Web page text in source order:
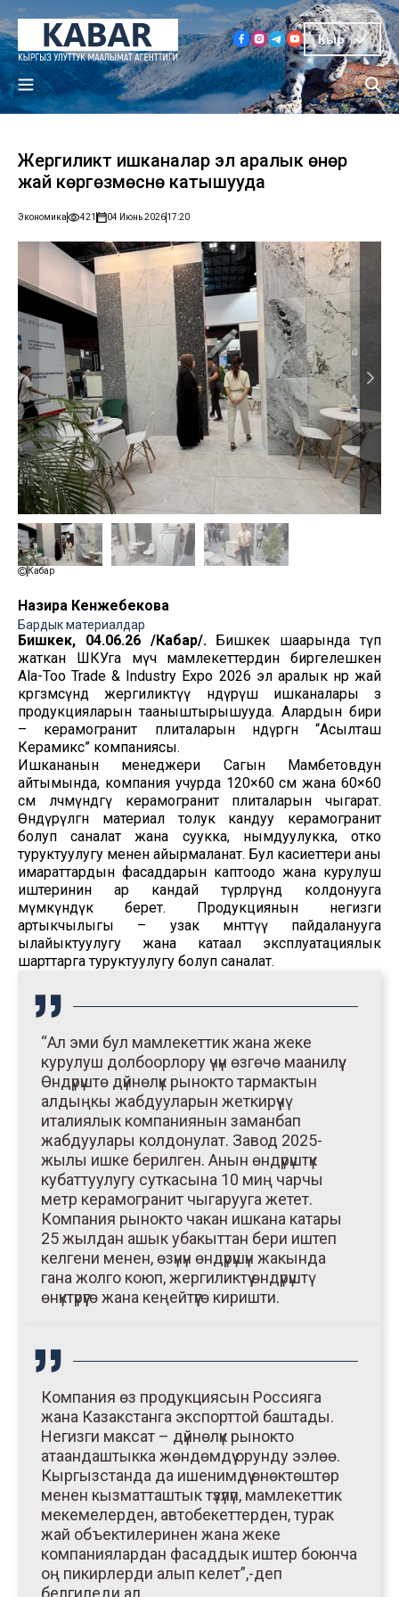
Кыр
Жергиликтүү ишканалар эл аралык өнөр
жай көргөзмөсүнө катышууда
Экономика 421 04 Июнь 202617:20
Кабар
Назира Кенжебекова
Бардык материалдар
Бишкек, 04.06.26 /Кабар/. Бишкек шаарында өтүп
жаткан ШКУга мүчө мамлекеттердин биргелешкен
Ala-Too Trade & Industry Expo 2026 эл аралык өнөр жай
көргөзмөсүндө жергиликтүү өндүрүш ишканалары өз
продукцияларын тааныштырышууда. Алардын бири
– керамогранит плиталарын өндүргөн “Асылташ
Керамикс” компаниясы.
Ишкананын менеджери Сагын Мамбетовдун
айтымында, компания учурда 120×60 см жана 60×60
см өлчөмүндөгү керамогранит плиталарын чыгарат.
Өндүрүлгөн материал толук кандуу керамогранит
болуп саналат жана суукка, нымдуулукка, отко
туруктуулугу менен айырмаланат. Бул касиеттери аны
имараттардын фасаддарын каптоодо жана курулуш
иштеринин ар кандай түрлөрүндө колдонууга
мүмкүндүк берет. Продукциянын негизги
артыкчылыгы – узак мөөнөттүү пайдаланууга
ылайыктуулугу жана катаал эксплуатациялык
шарттарга туруктуулугу болуп саналат.
“Ал эми бул мамлекеттик жана жеке
курулуш долбоорлору үчүн өзгөчө маанилүү.
Өндүрүштө дүйнөлүк рынокто тармактын
алдыңкы жабдууларын жеткирүүчү
италиялык компаниянын заманбап
жабдуулары колдонулат. Завод 2025-
жылы ишке берилген. Анын өндүрүштүк
кубаттуулугу суткасына 10 миң чарчы
метр керамогранит чыгарууга жетет.
Компания рынокто чакан ишкана катары
25 жылдан ашык убакыттан бери иштеп
келгени менен, өзүнүн өндүрүшүн жакында
гана жолго коюп, жергиликтүү өндүрүштү
өнүктүрүүгө жана кеңейтүүгө киришти.
Компания өз продукциясын Россияга
жана Казакстанга экспорттой баштады.
Негизги максат – дүйнөлүк рынокто
атаандаштыкка жөндөмдүү орунду ээлөө.
Кыргызстанда да ишенимдүү өнөктөштөр
менен кызматташтык түзүлүп, мамлекеттик
мекемелерден, автобекеттерден, турак
жай объектилеринен жана жеке
компаниялардан фасаддык иштер боюнча
оң пикирлерди алып келет”,-деп
белгиледи ал.